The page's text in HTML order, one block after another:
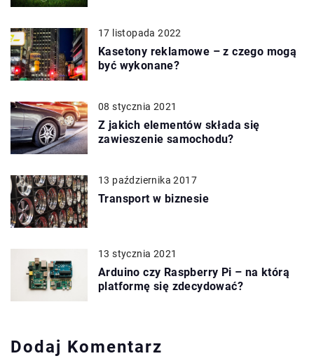
17 listopada 2022
Kasetony reklamowe – z czego mogą
być wykonane?
08 stycznia 2021
Z jakich elementów składa się
zawieszenie samochodu?
13 października 2017
Transport w biznesie
13 stycznia 2021
Arduino czy Raspberry Pi – na którą
platformę się zdecydować?
Dodaj Komentarz